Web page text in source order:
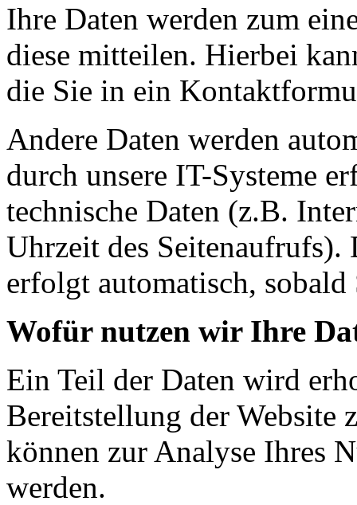
Ihre Daten werden zum
diese mitteilen. Hierbei
die Sie in ein
Andere Daten werden
durch unsere IT-Systeme
technische Daten (z.B.
Uhrzeit des Seitenaufrufs).
erfolgt automatisch, sobald
Wofür nutzen wir Ihre
Ein Teil der Daten wird
Bereitstellung der Website
können zur Analyse Ihres
werden.